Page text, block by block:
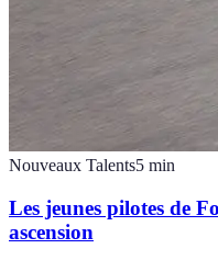
Nouveaux Talents5 min
Les jeunes pilotes de
ascension